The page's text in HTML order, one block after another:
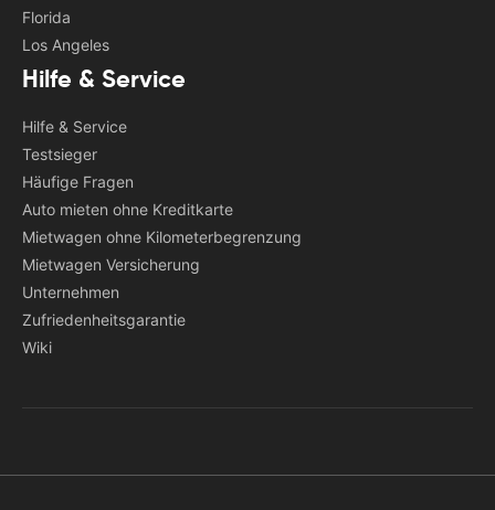
Florida
Los Angeles
Hilfe & Service
Hilfe & Service
Testsieger
Häufige Fragen
Auto mieten ohne Kreditkarte
Mietwagen ohne Kilometerbegrenzung
Mietwagen Versicherung
Unternehmen
Zufriedenheitsgarantie
Wiki